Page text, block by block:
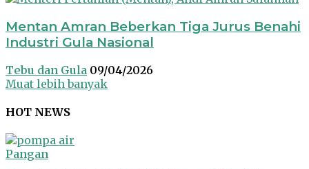
Mentan Amran Beberkan Tiga Jurus Benahi
Industri Gula Nasional
Tebu dan Gula 09/04/2026
Muat lebih banyak
HOT NEWS
Pangan